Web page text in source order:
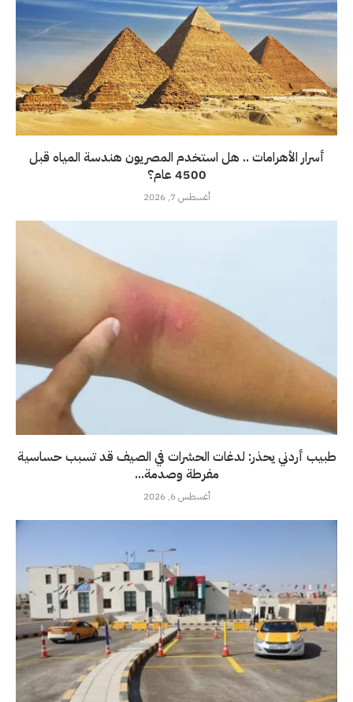
أسرار الأهرامات .. هل استخدم المصريون هندسة المياه قبل
4500 عام؟
أغسطس 7, 2026
طبيب أردني يحذر: لدغات الحشرات في الصيف قد تسبب حساسية
مفرطة وصدمة...
أغسطس 6, 2026